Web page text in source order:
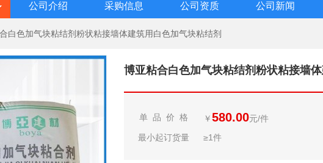
公司介绍 采购信息 公司资质 公司新闻
白色加气块粘结剂粉状粘接墙体建筑用白色加气块粘结剂
单 品 价 格
最小起订货量
￥580.00元/件
≥1件